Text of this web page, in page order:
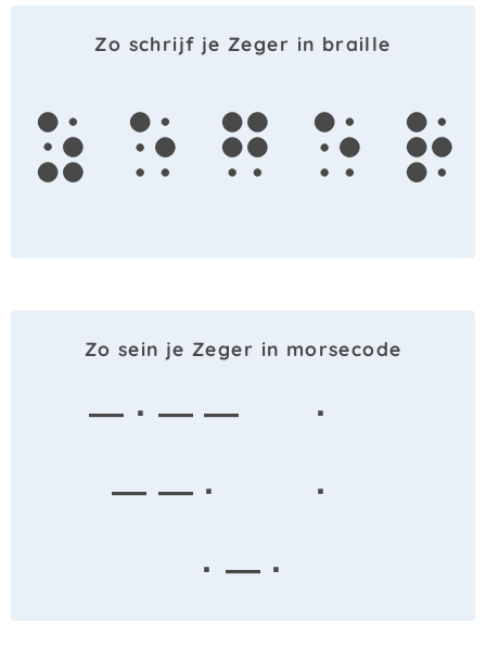
Zo schrijf je Zeger in braille
z e g e r
Zo sein je Zeger in morsecode
— · — —
·
— — ·
·
· — ·